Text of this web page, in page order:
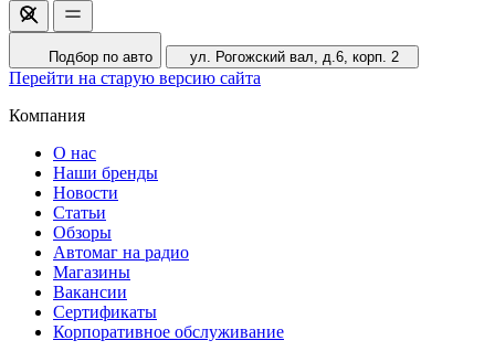
Подбор по авто ул. Рогожский вал, д.6, корп. 2
Перейти на старую версию сайта
Компания
О нас
Наши бренды
Новости
Статьи
Обзоры
Автомаг на радио
Магазины
Вакансии
Сертификаты
Корпоративное обслуживание